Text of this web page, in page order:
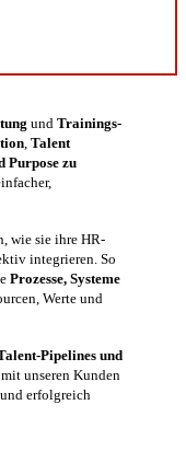
und Trainings-
Talent
Purpose zu
wie sie ihre HR-
integrieren. So
Prozesse, Systeme
Werte und
Pipelines und
unseren Kunden
erfolgreich